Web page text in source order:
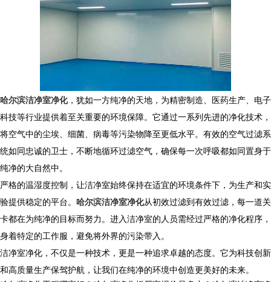
哈尔滨洁净室净化，犹如一方纯净的天地，为精密制造、医药生产、电子
科技等行业提供着至关重要的环境保障。它通过一系列先进的净化技术，
将空气中的尘埃、细菌、病毒等污染物降至更低水平。有效的空气过滤系
统如同忠诚的卫士，不断地循环过滤空气，确保每一次呼吸都如同置身于
纯净的大自然中。
严格的温湿度控制，让洁净室始终保持在适宜的环境条件下，为生产和实
验提供稳定的平台。 哈尔滨洁净室净化从初效过滤到有效过滤，每一道关
卡都在为纯净的目标而努力。进入洁净室的人员需经过严格的净化程序，
身着特定的工作服，避免将外界的污染带入。
洁净室净化，不仅是一种技术，更是一种追求卓越的态度。它为科技创新
和高质量生产保驾护航，让我们在纯净的环境中创造更美好的未来。